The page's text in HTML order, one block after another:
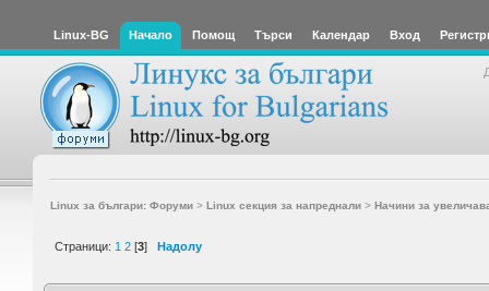
Linux-BG Начало Помощ Търси Календар Вход
Linux за българи: Форуми> Linux секция за напреднали> Начини за
Страници: 1 2 [3] Надолу